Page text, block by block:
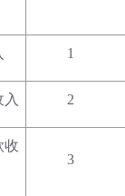
1
2
收
3